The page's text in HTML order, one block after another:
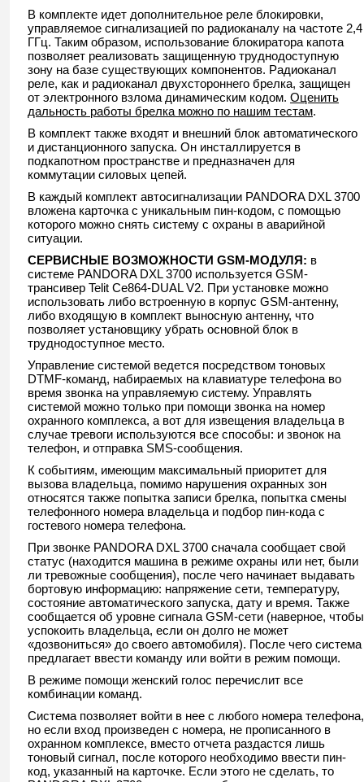
В комплекте идет дополнительное реле блокировки,
управляемое сигнализацией по радиоканалу на частоте 2,4
ГГц. Таким образом, использование блокиратора капота
позволяет реализовать защищенную труднодоступную
зону на базе существующих компонентов. Радиоканал
реле, как и радиоканал двухстороннего брелка, защищен
от электронного взлома динамическим кодом. Оценить
дальность работы брелка можно по нашим тестам.
В комплект также входят и внешний блок автоматического
и дистанционного запуска. Он инсталлируется в
подкапотном пространстве и предназначен для
коммутации силовых цепей.
В каждый комплект автосигнализации PANDORA DXL 3700
вложена карточка с уникальным пин-кодом, с помощью
которого можно снять систему с охраны в аварийной
ситуации.
СЕРВИСНЫЕ ВОЗМОЖНОСТИ GSM-МОДУЛЯ: в
системе PANDORA DXL 3700 используется GSM-
трансивер Telit Ce864-DUAL V2. При установке можно
использовать либо встроенную в корпус GSM-антенну,
либо входящую в комплект выносную антенну, что
позволяет установщику убрать основной блок в
труднодоступное место.
Управление системой ведется посредством тоновых
DTMF-команд, набираемых на клавиатуре телефона во
время звонка на управляемую систему. Управлять
системой можно только при помощи звонка на номер
охранного комплекса, а вот для извещения владельца в
случае тревоги используются все способы: и звонок на
телефон, и отправка SMS-сообщения.
К событиям, имеющим максимальный приоритет для
вызова владельца, помимо нарушения охранных зон
относятся также попытка записи брелка, попытка смены
телефонного номера владельца и подбор пин-кода с
гостевого номера телефона.
При звонке PANDORA DXL 3700 сначала сообщает свой
статус (находится машина в режиме охраны или нет, были
ли тревожные сообщения), после чего начинает выдавать
бортовую информацию: напряжение сети, температуру,
состояние автоматического запуска, дату и время. Также
сообщается об уровне сигнала GSM-сети (наверное, чтобы
успокоить владельца, если он долго не может
«дозвониться» до своего автомобиля). После чего система
предлагает ввести команду или войти в режим помощи.
В режиме помощи женский голос перечислит все
комбинации команд.
Система позволяет войти в нее с любого номера телефона,
но если вход произведен с номера, не прописанного в
охранном комплексе, вместо отчета раздастся лишь
тоновый сигнал, после которого необходимо ввести пин-
код, указанный на карточке. Если этого не сделать, то